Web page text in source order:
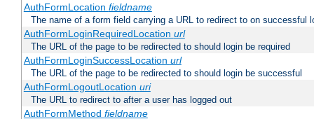
AuthFormLocation fieldname
The name of a form field carrying a URL to redirect to on successful
AuthFormLoginRequiredLocation url
The URL of the page to be redirected to should login be required
AuthFormLoginSuccessLocation url
The URL of the page to be redirected to should login be successful
AuthFormLogoutLocation uri
The URL to redirect to after a user has logged out
AuthFormMethod fieldname